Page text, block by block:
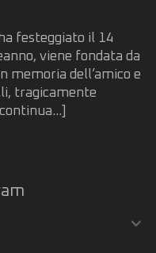
festeggiato il 14
viene fondata da
memoria dell’amico e
tragicamente
[continua...]